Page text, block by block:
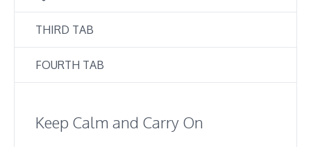
THIRD TAB
FOURTH TAB
Keep Calm and Carry On